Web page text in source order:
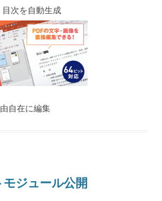
次を自動生成
自在に編集
ジュール公開